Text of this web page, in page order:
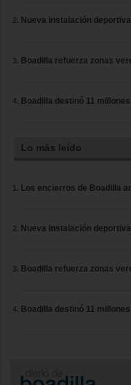
Nueva instalación
Boadilla refuerza zonas
Boadilla destinó 11
Lo más leído
Los encierros de Boadilla
Nueva instalación
Boadilla refuerza zonas
Boadilla destinó 11